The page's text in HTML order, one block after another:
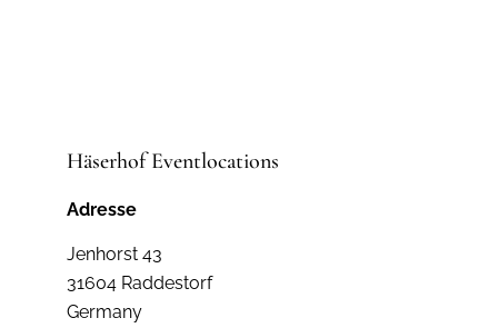
Häserhof Eventlocations
Adresse
Jenhorst 43
31604 Raddestorf
Germany